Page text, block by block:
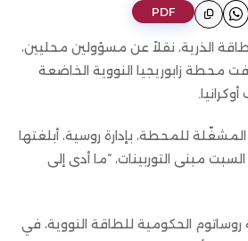
PDF
الذرية، نقلاً عن مسؤولين محليين،
محطة زابوريجيا النووية الخاضعة
للمحطة، بإدارة روسية، أبلغتها
مبنى التوربينات، “ما أدى إلى
الحكومية للطاقة النووية، في